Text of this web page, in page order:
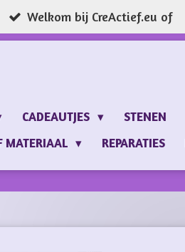
Welkom bij CreActief.eu of
CADEAUTJES STENEN
MATERIAAL REPARATIES